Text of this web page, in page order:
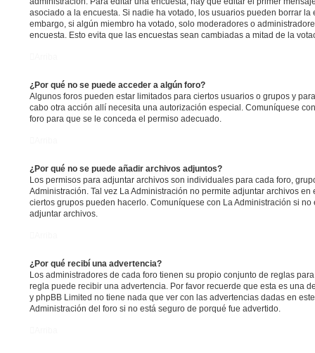
asociado a la encuesta. Si nadie ha votado, los usuarios pueden borrar
embargo, si algún miembro ha votado, solo moderadores o
encuesta. Esto evita que las encuestas sean cambiadas a mitad de la
¿Por qué no se puede acceder a algún foro?
Algunos foros pueden estar limitados para ciertos usuarios o grupos y
cabo otra acción allí necesita una autorización especial. Comuníquese
foro para que se le conceda el permiso adecuado.
¿Por qué no se puede añadir archivos adjuntos?
Los permisos para adjuntar archivos son individuales para cada foro,
Administración. Tal vez La Administración no permite adjuntar archivos
ciertos grupos pueden hacerlo. Comuníquese con La Administración si
adjuntar archivos.
¿Por qué recibí una advertencia?
Los administradores de cada foro tienen su propio conjunto de reglas
regla puede recibir una advertencia. Por favor recuerde que esta es una
y phpBB Limited no tiene nada que ver con las advertencias dadas en
Administración del foro si no está seguro de porqué fue advertido.